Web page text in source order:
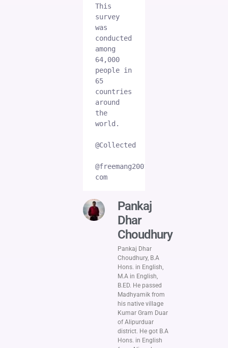
This
survey
was
conducted
among
64,000
people in
65
countries
around
the
world.
@Collected
@freemang2001gmail-
com
Pankaj
Dhar
Choudhury
Pankaj Dhar
Choudhury, B.A
Hons. in English,
M.A in English,
B.ED. He passed
Madhyamik from
his native village
Kumar Gram Duar
of Alipurduar
district. He got B.A
Hons. in English